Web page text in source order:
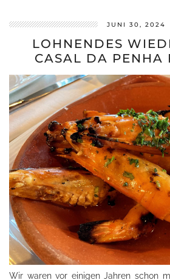
JUNI 30, 2024
LOHNENDES
CASAL DA PENHA
Wir waren vor einigen Jahren schon